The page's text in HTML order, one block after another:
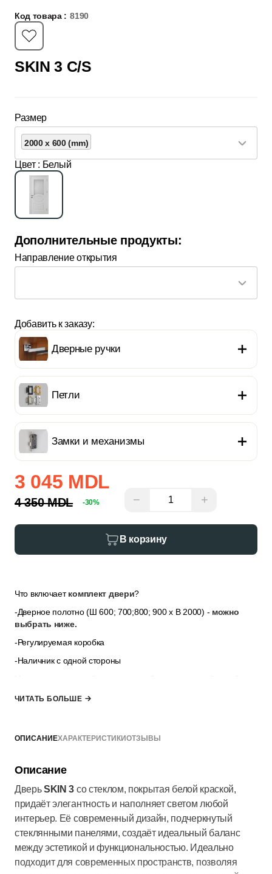
Код товара : 8190
SKIN 3 C/S
Размер
2000 x 600 (mm)
Цвет : Белый
Дополнительные продукты:
Направление открытия
Добавить к заказу:
Дверные ручки
Петли
Замки и механизмы
3 045 MDL
4 350 MDL -30% − +
В корзину
Что включаеткомплект двери?
-Дверное полотно (Ш 600; 700;800; 900x В 2000) - можно
выбрать ниже.
-Регулируемая коробка
-Наличник с одной стороны
толщина стены не позволяет закрыть её только наличниками.
выбрать в разделе “Добавить к заказу”
ЧИТАТЬ БОЛЬШЕ
ОПИСАНИЕХАРАКТЕРИСТИКИОТЗЫВЫ
Описание
ДверьSKIN 3 со стеклом, покрытая белой краской,
придаёт элегантность и наполняет светом любой
интерьер. Её современный дизайн, подчеркнутый
стеклянными панелями, создаёт идеальный баланс
между эстетикой и функциональностью. Идеально
подходит для современных пространств, позволяя